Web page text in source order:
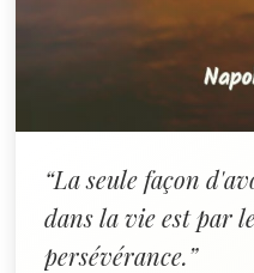
“La seule façon
dans la vie est par
persévérance.”